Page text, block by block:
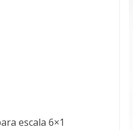
escala 6×1